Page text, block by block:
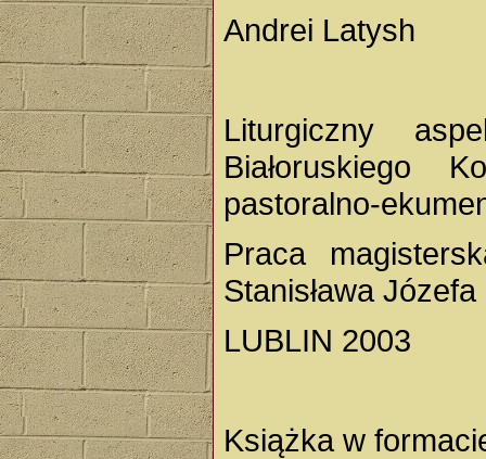
Andrei Latysh
Liturgiczny
Białoruskiego
pastoralno-
Praca
Stanisława
LUBLIN 2003
Książka w